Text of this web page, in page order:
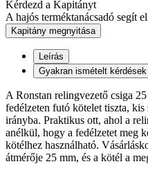
Kérdezd a Kapitányt
A hajós terméktanácsadó segít
Kapitány megnyitása
Leírás
Gyakran ismételt kérdések
A Ronstan relingvezető csiga
fedélzeten futó kötelet tiszta,
irányba. Praktikus ott, ahol a
anélkül, hogy a fedélzetet meg
kötélhez használható.
átmérője 25 mm, és a kötél a